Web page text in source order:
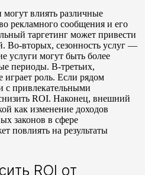
влиять различные
рекламного сообщения и его
таргетинг может привести
Во-вторых, сезонность услуг —
услуги могут быть более
периоды. В-третьих,
роль. Если рядом
с привлекательными
ROI. Наконец, внешний
как изменение доходов
законов в сфере
повлиять на результаты
ROI от